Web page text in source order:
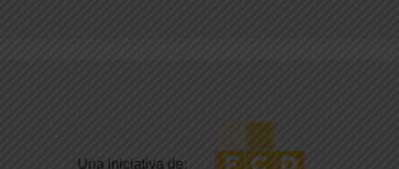
Una iniciativa de: